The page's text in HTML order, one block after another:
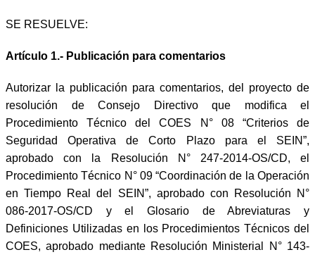
SE RESUELVE:
Artículo 1.- Publicación para comentarios
Autorizar la publicación para comentarios, del proyecto de
resolución de Consejo Directivo que modifica el
Procedimiento Técnico del COES N° 08 “Criterios de
Seguridad Operativa de Corto Plazo para el SEIN”,
aprobado con la Resolución N° 247-2014-OS/CD, el
Procedimiento Técnico N° 09 “Coordinación de la Operación
en Tiempo Real del SEIN”, aprobado con Resolución N°
086-2017-OS/CD y el Glosario de Abreviaturas y
Definiciones Utilizadas en los Procedimientos Técnicos del
COES, aprobado mediante Resolución Ministerial N° 143-